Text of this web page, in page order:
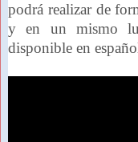
podrá realizar de
y en un mismo
disponible en